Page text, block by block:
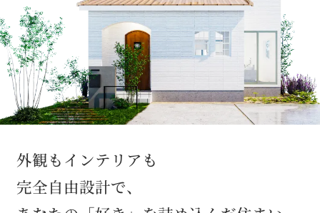
外観もインテリアも
完全自由設計で、